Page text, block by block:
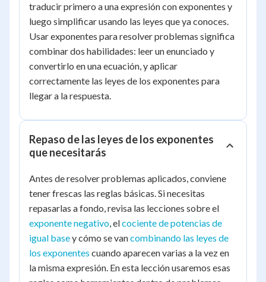
traducir primero a una expresión con exponentes y
luego simplificar usando las leyes que ya conoces.
Usar exponentes para resolver problemas significa
combinar dos habilidades: leer un enunciado y
convertirlo en una ecuación, y aplicar
correctamente las leyes de los exponentes para
llegar a la respuesta.
Repaso de las leyes de los exponentes
que necesitarás
Antes de resolver problemas aplicados, conviene
tener frescas las reglas básicas. Si necesitas
repasarlas a fondo, revisa las lecciones sobre el
exponente negativo, elcociente de potencias de
igual basey cómo se vancombinando las leyes de
los exponentes cuando aparecen varias a la vez en
la misma expresión. En esta lección usaremos esas